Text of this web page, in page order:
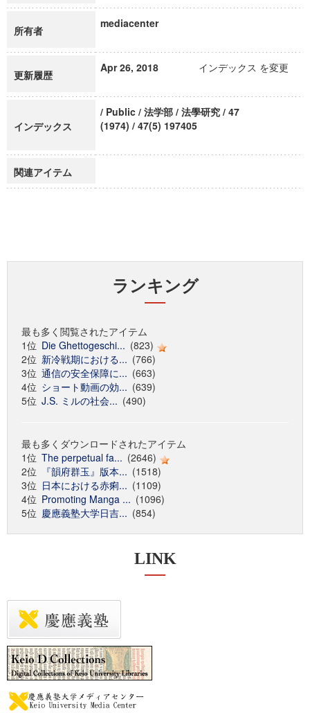
所有者
mediacenter
更新履歴
Apr 26, 2018 インデックス を変更
インデックス
/ Public / 法学部 / 法學研究 / 47
(1974) / 47(5) 197405
関連アイテム
ランキング
最も多く閲覧されたアイテム
1位 Die Ghettogeschi... (823)
2位 新冷戦期における... (766)
3位 通信の安全保障に... (663)
4位 ショート動画の効... (639)
5位 J.S. ミルの社会... (490)
最も多くダウンロードされたアイテム
1位 The perpetual fa... (2646)
2位
『韻府群玉』版本... (1518)
3位 日本における赤痢... (1109)
4位 Promoting Manga ... (1096)
5位 慶應義塾大学日吉... (854)
LINK